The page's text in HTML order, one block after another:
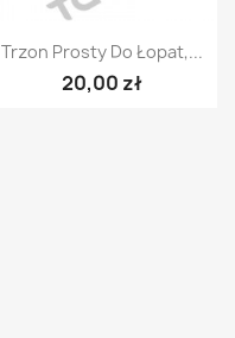
Szybki podgląd
Trzon Prosty Do Łopat,...
20,00 zł